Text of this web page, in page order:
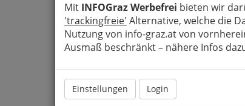
Mit INFOGraz Werbefrei bieten wir
'trackingfreie' Alternative, welche die
Nutzung von info-graz.at von
Ausmaß beschränkt – nähere Infos
Einstellungen Login